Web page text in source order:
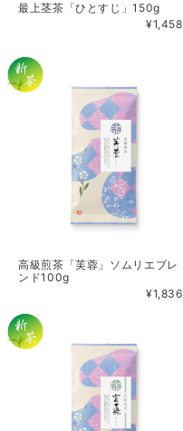
最上茎茶「ひとすじ」150g
¥1,458
高級煎茶「芙蓉」ソムリエブレ
ンド100g
¥1,836